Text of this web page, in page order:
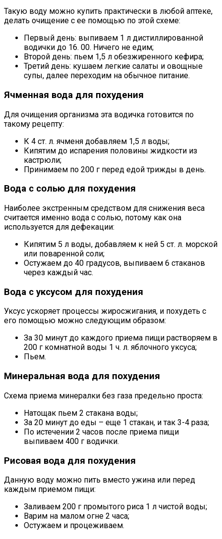
Такую воду можно купить практически в любой аптеке,
делать очищение с ее помощью по этой схеме:
Первый день: выпиваем 1 л дистиллированной
водички до 16. 00. Ничего не едим;
Второй день: пьем 1,5 л обезжиренного кефира;
Третий день: кушаем легкие салаты и овощные
супы, далее переходим на обычное питание.
Ячменная вода для похудения
Для очищения организма эта водичка готовится по
такому рецепту:
К 4 ст. л. ячменя добавляем 1,5 л воды;
Кипятим до испарения половины жидкости из
кастрюли;
Принимаем по 200 г перед едой трижды в день.
Вода с солью для похудения
Наиболее экстренным средством для снижения веса
считается именно вода с солью, потому как она
используется для дефекации:
Кипятим 5 л воды, добавляем к ней 5 ст. л. морской
или поваренной соли;
Остужаем до 40 градусов, выпиваем 6 стаканов
через каждый час.
Вода с уксусом для похудения
Уксус ускоряет процессы жиросжигания, и похудеть с
его помощью можно следующим образом:
За 30 минут до каждого приема пищи растворяем в
200 г комнатной воды 1 ч. л. яблочного уксуса;
Пьем.
Минеральная вода для похудения
Схема приема минералки без газа предельно проста:
Натощак пьем 2 стакана воды;
За 20 минут до еды – еще 1 стакан, и так 3-4 раза;
По истечении 2 часов после приема пищи
выпиваем 400 г водички.
Рисовая вода для похудения
Данную воду можно пить вместо ужина или перед
каждым приемом пищи:
Заливаем 200 г промытого риса 1 л чистой воды;
Варим на малом огне 2 часа;
Остужаем и процеживаем.